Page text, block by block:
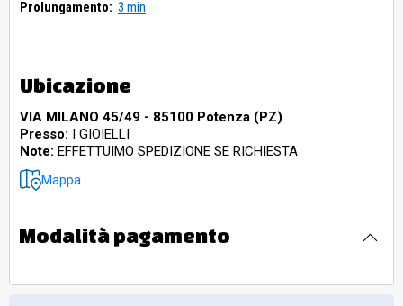
Prolungamento: 3 min
Ubicazione
VIA MILANO 45/49 - 85100 Potenza (PZ)
Presso: I GIOIELLI
Note: EFFETTUIMO SPEDIZIONE SE RICHIESTA
Mappa
Modalità pagamento